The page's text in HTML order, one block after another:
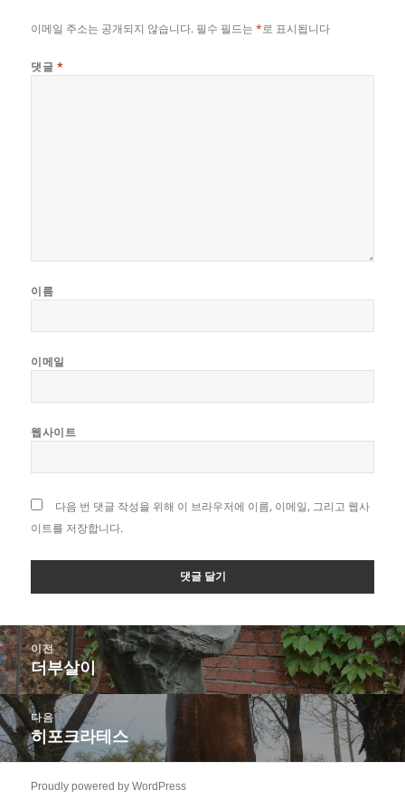
이메일 주소는 공개되지 않습니다. 필수 필드는*로 표시됩니다
댓글 *
이름
이메일
웹사이트
다음 번 댓글 작성을 위해 이 브라우저에 이름, 이메일, 그리고 웹사
이트를 저장합니다.
글
탐
색
이전
이
전
글:
더부살이
다음
다
음
글:
히포크라테스
Proudly powered by WordPress